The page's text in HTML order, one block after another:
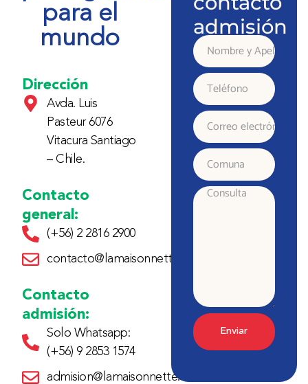
para el
mundo
Dirección
Avda. Luis
Pasteur 6076
Vitacura Santiago
– Chile.
Contacto
general:
(+56) 2 2816 2900
contacto@lamaisonnette.cl
Contacto
admisión:
Solo Whatsapp:
(+56) 9 2853 1574
admision@lamaisonnette.cl
admisión
Nombre
y
Apellido
Teléfono
Correo
electrónico
Comuna
Consulta
Enviar